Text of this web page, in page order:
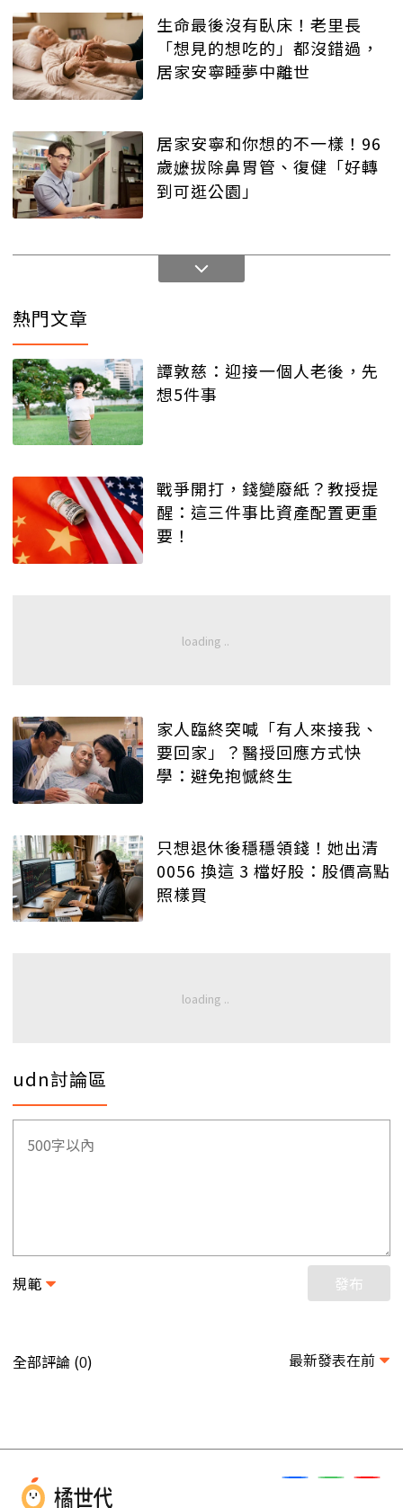
生命最後沒有臥床！老里長
「想見的想吃的」都沒錯過，
居家安寧睡夢中離世
居家安寧和你想的不一樣！96
歲嬷拔除鼻胃管、復健「好轉
到可逛公園」
熱門文章
譚敦慈：迎接一個人老後，先
想5件事
戰爭開打，錢變廢紙？教授提
醒：這三件事比資產配置更重
要！
家人臨終突喊「有人來接我、
要回家」？醫授回應方式快
學：避免抱憾終生
只想退休後穩穩領錢！她出清
0056 換這 3 檔好股：股價高點
照樣買
udn討論區
規範 發布
全部評論 (0) 最新發表在前